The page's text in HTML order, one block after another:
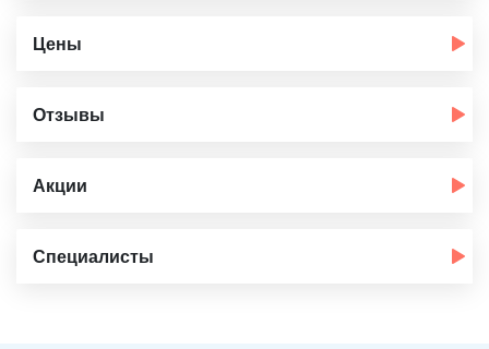
Цены
Отзывы
Акции
Специалисты